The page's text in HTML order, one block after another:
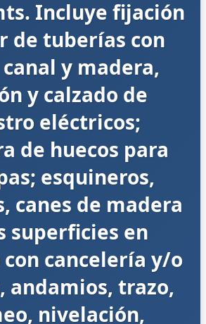
Incluye fijación
de tuberías con
y madera,
y calzado de
eléctricos;
de huecos para
esquineros,
canes de madera
superficies en
cancelería y/o
andamios, trazo,
nivelación,